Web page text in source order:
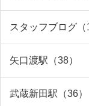
スタッフブログ（
矢口渡駅（38）
武蔵新田駅（36）